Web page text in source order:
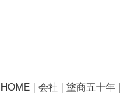
HOME| 会社 | 塗商五十年|